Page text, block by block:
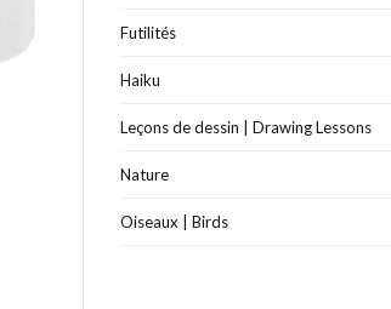
Futilités
Haiku
Leçons de dessin | Drawing Lessons
Nature
Oiseaux | Birds